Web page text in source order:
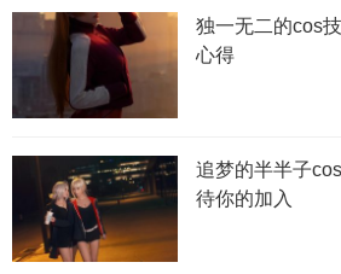
独一无二的cos
心得
追梦的半半子
待你的加入